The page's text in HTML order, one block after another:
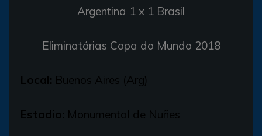
Argentina 1 x 1 Brasil
Eliminatórias Copa do Mundo 2018
Local: Buenos Aires (Arg)
Estadio: Monumental de Nuñes